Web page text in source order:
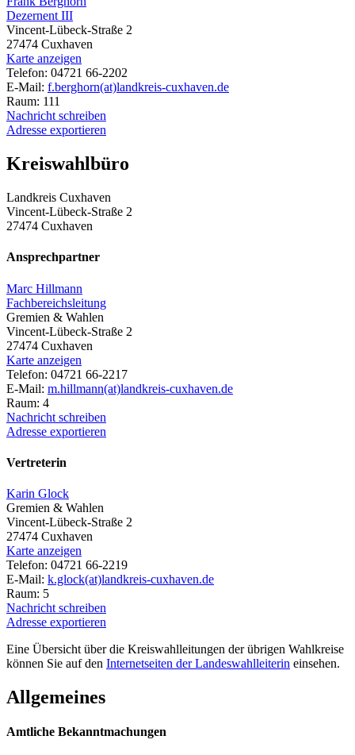
Dezernent III
Vincent-Lübeck-Straße 2
27474 Cuxhaven
Karte anzeigen
Telefon: 04721 66-2202
E-Mail: f.berghorn(at)landkreis-cuxhaven.de
Raum: 111
Nachricht schreiben
Adresse exportieren
Kreiswahlbüro
Landkreis Cuxhaven
Vincent-Lübeck-Straße 2
27474 Cuxhaven
Ansprechpartner
Marc Hillmann
Fachbereichsleitung
Gremien & Wahlen
Vincent-Lübeck-Straße 2
27474 Cuxhaven
Karte anzeigen
Telefon: 04721 66-2217
E-Mail: m.hillmann(at)landkreis-cuxhaven.de
Raum: 4
Nachricht schreiben
Adresse exportieren
Vertreterin
Karin Glock
Gremien & Wahlen
Vincent-Lübeck-Straße 2
27474 Cuxhaven
Karte anzeigen
Telefon: 04721 66-2219
E-Mail: k.glock(at)landkreis-cuxhaven.de
Raum: 5
Nachricht schreiben
Adresse exportieren
Eine Übersicht über die Kreiswahlleitungen der übrigen Wahlkreise
können Sie auf den Internetseiten der Landeswahlleiterin einsehen.
Allgemeines
Amtliche Bekanntmachungen